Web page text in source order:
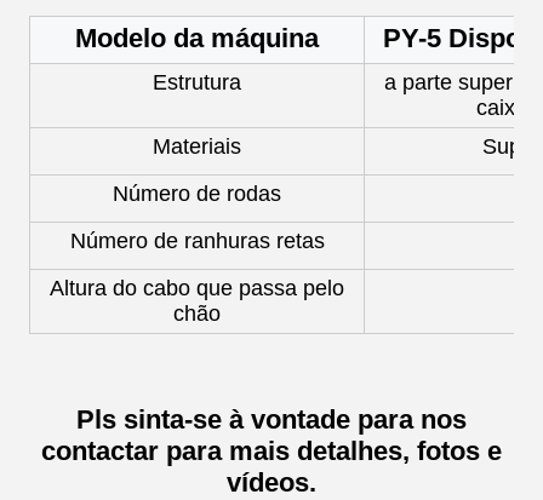
Modelo da máquina PY-5
Estrutura
a parte
caixa
Materiais
Número de rodas
Número de ranhuras retas
Altura do cabo que passa pelo
chão
Pls sinta-se à vontade para nos
contactar para mais detalhes, fotos e
vídeos.